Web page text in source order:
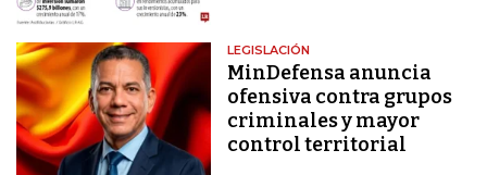
LEGISLACIÓN
MinDefensa anuncia
ofensiva contra grupos
criminales y mayor
control territorial